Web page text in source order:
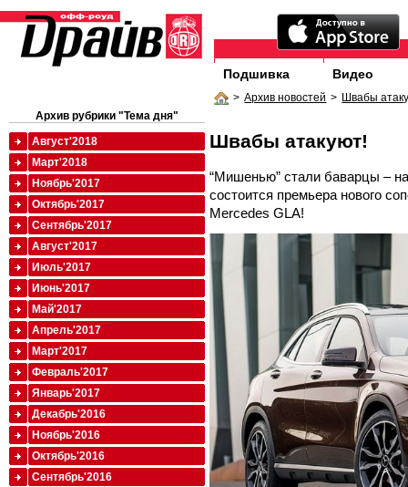
Подшивка Видео
> Архив новостей > Швабы
Швабы атакуют!
“Мишенью” стали баварцы –
состоится премьера нового
Mercedes GLA!
Архив рубрики "Тема дня"
Август'2018
Март'2018
Ноябрь'2017
Октябрь'2017
Сентябрь'2017
Август'2017
Июль'2017
Июнь'2017
Май'2017
Апрель'2017
Март'2017
Февраль'2017
Январь'2017
Декабрь'2016
Ноябрь'2016
Октябрь'2016
Сентябрь'2016